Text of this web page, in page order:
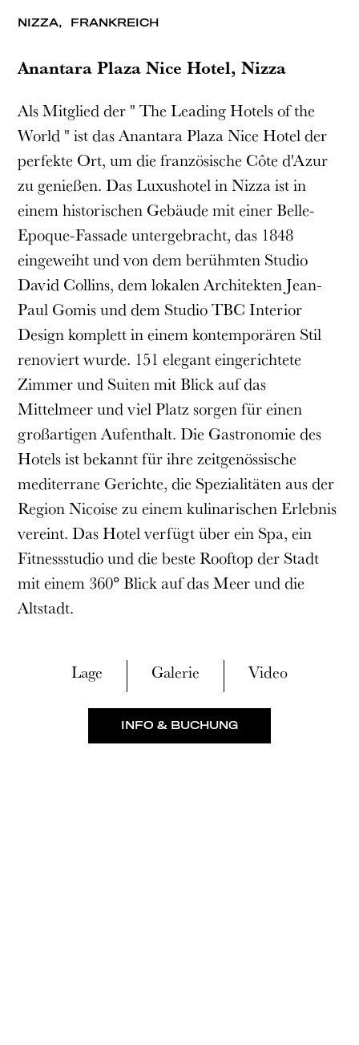
NIZZA, FRANKREICH
Anantara Plaza Nice Hotel, Nizza
Als Mitglied der " The Leading Hotels of the
World " ist das Anantara Plaza Nice Hotel der
perfekte Ort, um die französische Côte d'Azur
zu genießen. Das Luxushotel in Nizza ist in
einem historischen Gebäude mit einer Belle-
Epoque-Fassade untergebracht, das 1848
eingeweiht und von dem berühmten Studio
David Collins, dem lokalen Architekten Jean-
Paul Gomis und dem Studio TBC Interior
Design komplett in einem kontemporären Stil
renoviert wurde. 151 elegant eingerichtete
Zimmer und Suiten mit Blick auf das
Mittelmeer und viel Platz sorgen für einen
großartigen Aufenthalt. Die Gastronomie des
Hotels ist bekannt für ihre zeitgenössische
mediterrane Gerichte, die Spezialitäten aus der
Region Nicoise zu einem kulinarischen Erlebnis
vereint. Das Hotel verfügt über ein Spa, ein
Fitnessstudio und die beste Rooftop der Stadt
mit einem 360° Blick auf das Meer und die
Altstadt.
Lage Galerie Video
INFO & BUCHUNG